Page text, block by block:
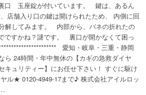
口 玉座錠が付いています。 鍵は、あるん
店舗入り口の鍵は開けられたため、 内側に回
解してみます。 内部から、バネの折れたの
すかね？謎です。 裏口が開かなくて困っ
愛知・岐阜・三重・静岡
ら 24時間・年中無休の【カギの急救ダイヤ
キュリティー】にお任せ下さい！ すぐに駆け
ル★ 0120-4949-17まで♪ 株式会社アイルロッ